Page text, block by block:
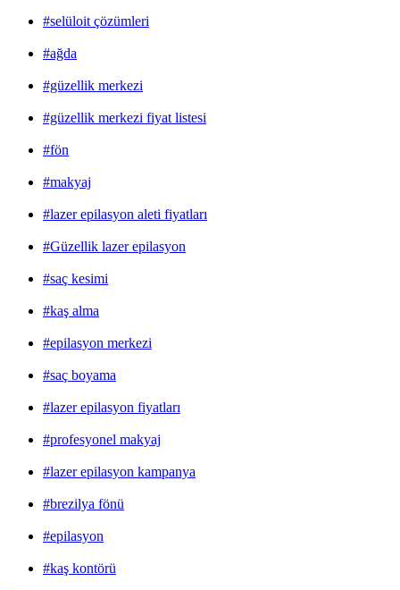
#selüloit çözümleri
#ağda
#güzellik merkezi
#güzellik merkezi fiyat listesi
#fön
#makyaj
#lazer epilasyon aleti fiyatları
#Güzellik lazer epilasyon
#saç kesimi
#kaş alma
#epilasyon merkezi
#saç boyama
#lazer epilasyon fiyatları
#profesyonel makyaj
#lazer epilasyon kampanya
#brezilya fönü
#epilasyon
#kaş kontörü